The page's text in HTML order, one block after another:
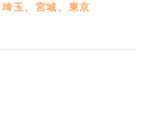
玉、宮城、東京